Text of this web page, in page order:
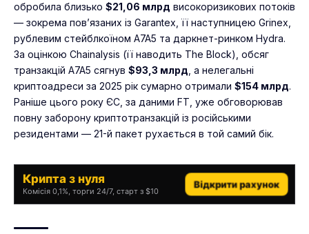
обробила близько $21,06 млрд високоризикових потоків
— зокрема пов’язаних із Garantex, її наступницею Grinex,
рублевим стейблкоїном A7A5 та даркнет-ринком Hydra.
За оцінкою Chainalysis (її наводить The Block), обсяг
транзакцій A7A5 сягнув $93,3 млрд , а нелегальні
криптоадреси за 2025 рік сумарно отримали $154 млрд.
Раніше цього року ЄС, за даними FT, уже обговорював
повну заборону криптотранзакцій із російськими
резидентами — 21-й пакет рухається в той самий бік.
Крипта з нуля
Комісія 0,1%, торги 24/7, старт з $10
Відкрити рахунок